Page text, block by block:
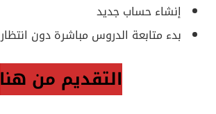
إنشاء حساب جديد
بدء متابعة الدروس مباشرة دون انتظار
التقديم من هنا